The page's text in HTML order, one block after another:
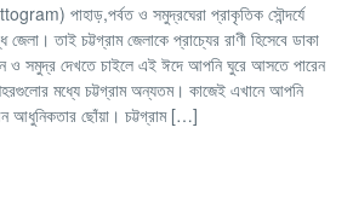
পাহাড়,পর্বত ও সমুদ্রঘেরা প্রাকৃতিক সৌন্দর্যে
জেলা। তাই চট্টগ্রাম জেলাকে প্রাচ্যের রাণী হিসেবে ডাকা
ও সমুদ্র দেখতে চাইলে এই ঈদে আপনি ঘুরে আসতে পারেন
শহরগুলোর মধ্যে চট্টগ্রাম অন্যতম। কাজেই এখানে আপনি
আধুনিকতার ছোঁয়া। চট্টগ্রাম […]